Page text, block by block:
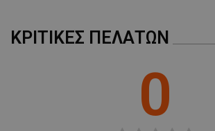
ΚΡΙΤΙΚΈΣ ΠΕΛΑΤΏΝ
0